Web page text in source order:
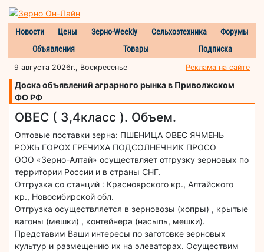
Новости Цены Зерно-Weekly Сельхозтехника
Форумы
Объявления
Товары Подписка
9 августа 2026г., Воскресенье Реклама на сайте
Доска объявлений аграрного рынка в Приволжском
ФО РФ
ОВЕС ( 3,4класс ). Объем.
Оптовые поставки зерна: ПШЕНИЦА ОВЕС ЯЧМЕНЬ
РОЖЬ ГОРОХ ГРЕЧИХА ПОДСОЛНЕЧНИК ПРОСО
ООО «Зерно-Алтай» осуществляет отгрузку зерновых по
территории России и в страны СНГ.
Отгрузка со станций : Красноярского кр., Алтайского
кр., Новосибирской обл.
Отгрузка осуществляется в зерновозы (хопры) , крытые
вагоны (мешки) , контейнера (насыпь, мешки).
Представим Ваши интересы по заготовке зерновых
культур и размещению их на элеваторах. Осуществим